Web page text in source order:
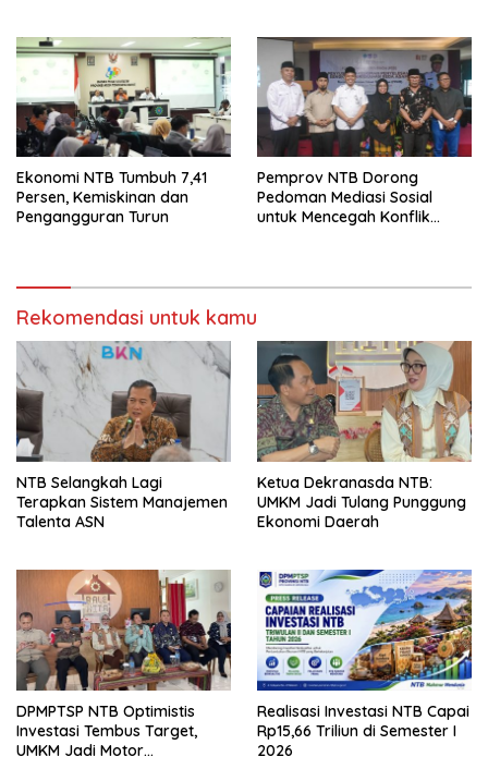
Ekonomi NTB Tumbuh 7,41
Persen, Kemiskinan dan
Pengangguran Turun
Pemprov NTB Dorong
Pedoman Mediasi Sosial
untuk Mencegah Konflik
Rekomendasi untuk kamu
NTB Selangkah Lagi
Terapkan Sistem Manajemen
Talenta ASN
Ketua Dekranasda NTB:
UMKM Jadi Tulang Punggung
Ekonomi Daerah
DPMPTSP NTB Optimistis
Investasi Tembus Target,
UMKM Jadi Motor
Realisasi Investasi NTB Capai
Rp15,66 Triliun di Semester I
2026